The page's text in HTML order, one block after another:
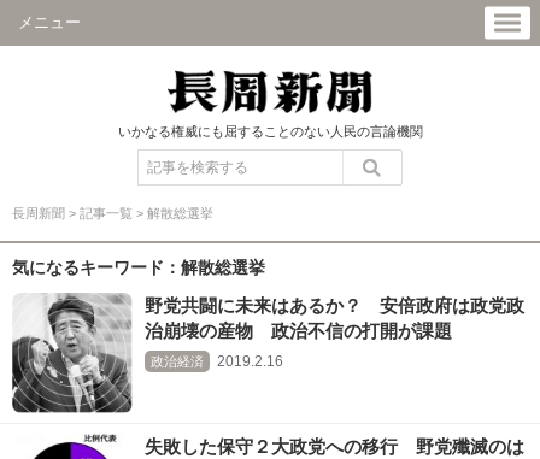
メニュー
いかなる権威にも屈することのない人民の言論機関
長周新聞 > 記事一覧 > 解散総選挙
気になるキーワード：解散総選挙
野党共闘に未来はあるか？ 安倍政府は政党政
治崩壊の産物 政治不信の打開が課題
政治経済 2019.2.16
失敗した保守２大政党への移行 野党殲滅のは